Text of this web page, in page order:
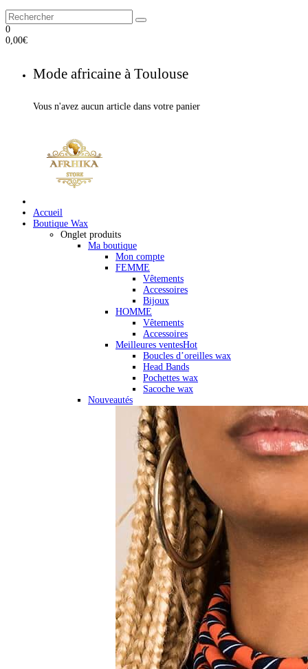
0
0,00€
Mode africaine à Toulouse
Vous n'avez aucun article dans votre panier
Accueil
Boutique Wax
Onglet produits
Ma boutique
Mon compte
FEMME
Vêtements
Accessoires
Bijoux
HOMME
Vêtements
Accessoires
Meilleures ventesHot
Boucles d’oreilles wax
Head Bands
Pochettes wax
Sacoche wax
Nouveautés